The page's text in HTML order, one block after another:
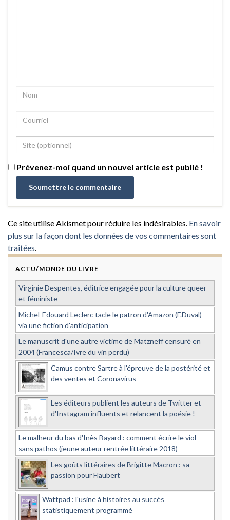
Prévenez-moi quand un nouvel article est publié !
Ce site utilise Akismet pour réduire les indésirables. En savoir
plus sur la façon dont les données de vos commentaires sont
traitées.
ACTU/MONDE DU LIVRE
Virginie Despentes, éditrice engagée pour la culture queer
et féministe
Michel-Edouard Leclerc tacle le patron d'Amazon (F.Duval)
via une fiction d'anticipation
Le manuscrit d'une autre victime de Matzneff censuré en
2004 (Francesca/Ivre du vin perdu)
Camus contre Sartre à l'épreuve de la postérité et
des ventes et Coronavirus
Les éditeurs publient les auteurs de Twitter et
d'Instagram influents et relancent la poésie !
Le malheur du bas d'Inès Bayard : comment écrire le viol
sans pathos (jeune auteur rentrée littéraire 2018)
Les goûts littéraires de Brigitte Macron : sa
passion pour Flaubert
Wattpad : l'usine à histoires au succès
statistiquement programmé